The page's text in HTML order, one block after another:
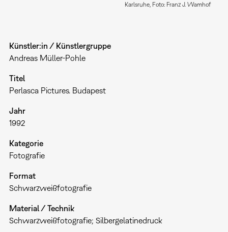
Karlsruhe, Foto: Franz J. Wamhof
Künstler:in / Künstlergruppe
Andreas Müller-Pohle
Titel
Perlasca Pictures. Budapest
Jahr
1992
Kategorie
Fotografie
Format
Schwarzweißfotografie
Material / Technik
Schwarzweißfotografie; Silbergelatinedruck